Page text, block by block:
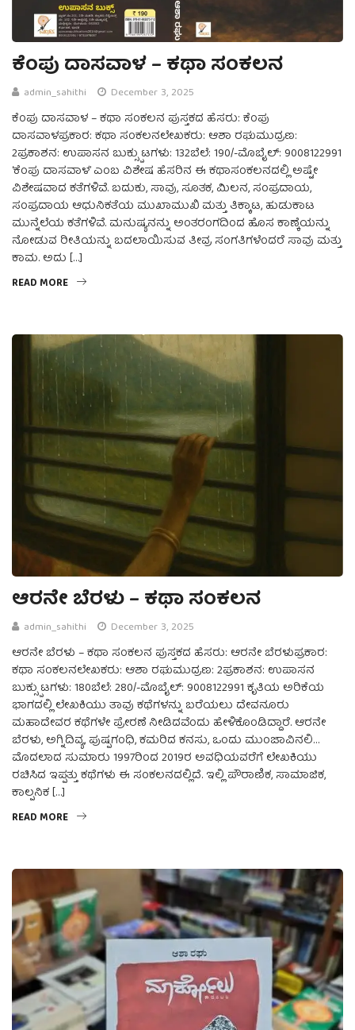
ಕೆಂಪು ದಾಸವಾಳ – ಕಥಾ ಸಂಕಲನ
admin_sahithi December 3, 2025
ಕೆಂಪು ದಾಸವಾಳ – ಕಥಾ ಸಂಕಲನ ಪುಸ್ತಕದ ಹೆಸರು: ಕೆಂಪು
ದಾಸವಾಳಪ್ರಕಾರ: ಕಥಾ ಸಂಕಲನಲೇಖಕರು: ಆಶಾ ರಘುಮುದ್ರಣ:
2ಪ್ರಕಾಶನ: ಉಪಾಸನ ಬುಕ್ಸ್ಪುಟಗಳು: 132ಬೆಲೆ: 190/-ಮೊಬೈಲ್: 9008122991
‘ಕೆಂಪು ದಾಸವಾಳ’ ಎಂಬ ವಿಶೇಷ ಹೆಸರಿನ ಈ ಕಥಾಸಂಕಲನದಲ್ಲಿ ಅಷ್ಟೇ
ವಿಶೇಷವಾದ ಕತೆಗಳಿವೆ. ಬದುಕು, ಸಾವು, ಸೂತಕ, ಮಿಲನ, ಸಂಪ್ರದಾಯ,
ಸಂಪ್ರದಾಯ ಆಧುನಿಕತೆಯ ಮುಖಾಮುಖಿ ಮತ್ತು ತಿಕ್ಕಾಟ, ಹುಡುಕಾಟ
ಮುನ್ನೆಲೆಯ ಕತೆಗಳಿವೆ. ಮನುಷ್ಯನನ್ನು ಅಂತರಂಗದಿಂದ ಹೊಸ ಕಾಣ್ಕೆಯನ್ನು
ನೋಡುವ ರೀತಿಯನ್ನು ಬದಲಾಯಿಸುವ ತೀವ್ರ ಸಂಗತಿಗಳೆಂದರೆ ಸಾವು ಮತ್ತು
ಕಾಮ. ಅದು […]
READ MORE
ಆರನೇ ಬೆರಳು – ಕಥಾ ಸಂಕಲನ
admin_sahithi December 3, 2025
ಆರನೇ ಬೆರಳು – ಕಥಾ ಸಂಕಲನ ಪುಸ್ತಕದ ಹೆಸರು: ಆರನೇ ಬೆರಳುಪ್ರಕಾರ:
ಕಥಾ ಸಂಕಲನಲೇಖಕರು: ಆಶಾ ರಘುಮುದ್ರಣ: 2ಪ್ರಕಾಶನ: ಉಪಾಸನ
ಬುಕ್ಸ್ಪುಟಗಳು: 180ಬೆಲೆ: 280/-ಮೊಬೈಲ್: 9008122991 ಕೃತಿಯ ಅರಿಕೆಯ
ಭಾಗದಲ್ಲಿ ಲೇಖಕಿಯು ತಾವು ಕಥೆಗಳನ್ನು ಬರೆಯಲು ದೇವನೂರು
ಮಹಾದೇವರ ಕಥೆಗಳೇ ಪ್ರೇರಣೆ ನೀಡಿದವೆಂದು ಹೇಳಿಕೊಂಡಿದ್ದಾರೆ. ಆರನೇ
ಬೆರಳು, ಅಗ್ನಿದಿವ್ಯ, ಪುಷ್ಪಗಂಧಿ, ಕಮರಿದ ಕನಸು, ಒಂದು ಮುಂಜಾವಿನಲಿ…
ಮೊದಲಾದ ಸುಮಾರು 1997ರಿಂದ 2019ರ ಅವಧಿಯವರೆಗೆ ಲೇಖಕಿಯು
ರಚಿಸಿದ ಇಪ್ಪತ್ತು ಕಥೆಗಳು ಈ ಸಂಕಲನದಲ್ಲಿದೆ. ಇಲ್ಲಿ ಪೌರಾಣಿಕ, ಸಾಮಾಜಿಕ,
ಕಾಲ್ಪನಿಕ […]
READ MORE